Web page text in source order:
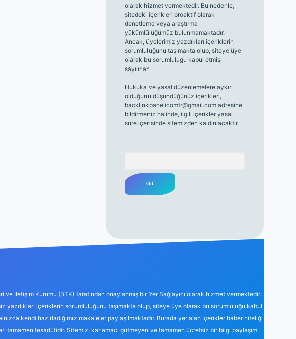
olarak hizmet vermektedir. Bu nedenle,
sitedeki içerikleri proaktif olarak
denetleme veya araştırma
yükümlülüğümüz bulunmamaktadır.
Ancak, üyelerimiz yazdıkları içeriklerin
sorumluluğunu taşımakta olup, siteye üye
olarak bu sorumluluğu kabul etmiş
sayılırlar.
Hukuka ve yasal düzenlemelere aykırı
olduğunu düşündüğünüz içerikleri,
backlinkpanelicomtr@gmail.comadresine
bildirmeniz halinde, ilgili içerikler yasal
süre içerisinde sitemizden kaldırılacaktır.
ve İletişim Kurumu (BTK) tarafından onaylanmış bir Yer Sağlayıcı olarak hizmet vermektedir.
içeriklerin sorumluluğunu taşımakta olup, siteye üye olarak bu sorumluluğu kabul
kendi hazırladığımız makaleler paylaşılmaktadır. Burada yer alan içerikler haber niteliği
tamamen tesadüfidir. Sitemiz, kar amacı gütmeyen ve tamamen ücretsiz bir bilgi paylaşım